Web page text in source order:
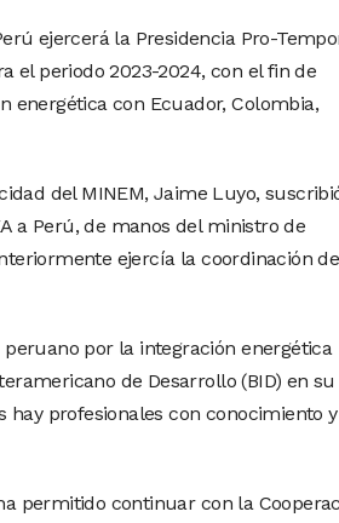
ejercerá la Presidencia Pro-
el periodo 2023-2024, con el fin de
energética con Ecuador, Colombia,
del MINEM, Jaime Luyo,
a Perú, de manos del ministro de
ejercía la coordinación de
por la integración energética
de Desarrollo (BID) en
hay profesionales con conocimiento y
permitido continuar con la